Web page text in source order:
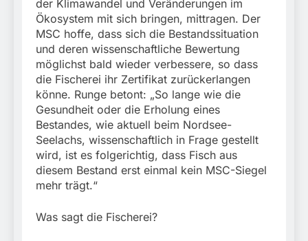
der Klimawandel und Veränderungen im
Ökosystem mit sich bringen, mittragen. Der
MSC hoffe, dass sich die Bestandssituation
und deren wissenschaftliche Bewertung
möglichst bald wieder verbessere, so dass
die Fischerei ihr Zertifikat zurückerlangen
könne. Runge betont: „So lange wie die
Gesundheit oder die Erholung eines
Bestandes, wie aktuell beim Nordsee-
Seelachs, wissenschaftlich in Frage gestellt
wird, ist es folgerichtig, dass Fisch aus
diesem Bestand erst einmal kein MSC-Siegel
mehr trägt.“
Was sagt die Fischerei?